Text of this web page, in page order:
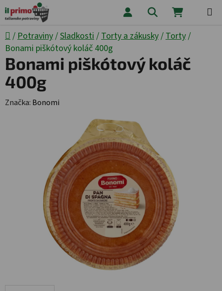
Prejsť na obsah Hľadať
Domov
/ Potraviny/Sladkosti / Torty a zákusky/ Torty/
Bonami piškótový koláč 400g
Bonami piškótový koláč
400g
Značka: Bonomi